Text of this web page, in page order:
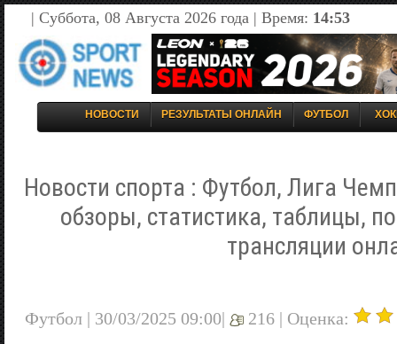
| Суббота, 08 Августа 2026 года | Время: 14:53
НОВОСТИ РЕЗУЛЬТАТЫ ОНЛАЙН ФУТБОЛ
Новости спорта : Футбол, Лига
обзоры, статистика, таблицы,
трансляции
Футбол | 30/03/2025 09:00| 216 | Оценка: